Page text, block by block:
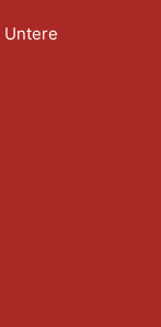
Untere